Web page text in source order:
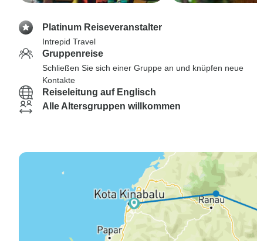
Platinum Reiseveranstalter
Intrepid Travel
Gruppenreise
Schließen Sie sich einer Gruppe an und knüpfen neue
Kontakte
Reiseleitung auf Englisch
Alle Altersgruppen willkommen